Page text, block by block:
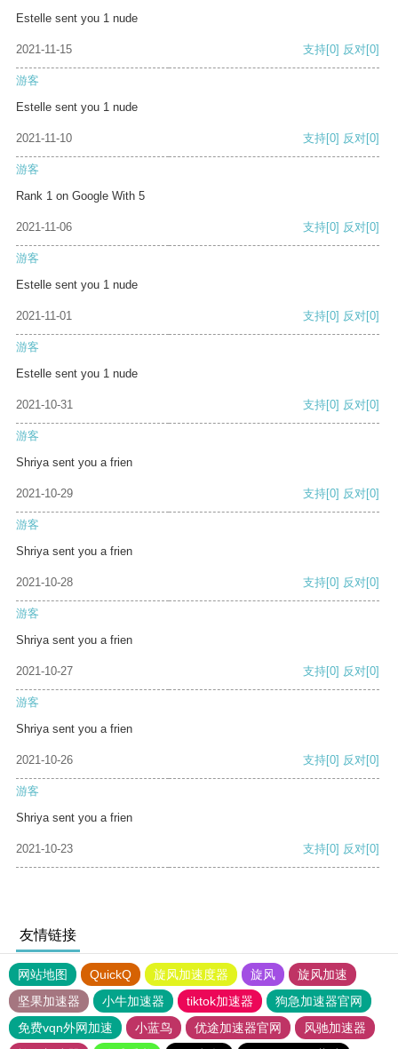
Estelle sent you 1 nude
2021-11-15 支持[0] 反对[0]
游客
Estelle sent you 1 nude
2021-11-10 支持[0] 反对[0]
游客
Rank 1 on Google With 5
2021-11-06 支持[0] 反对[0]
游客
Estelle sent you 1 nude
2021-11-01 支持[0] 反对[0]
游客
Estelle sent you 1 nude
2021-10-31 支持[0] 反对[0]
游客
Shriya sent you a frien
2021-10-29 支持[0] 反对[0]
游客
Shriya sent you a frien
2021-10-28 支持[0] 反对[0]
游客
Shriya sent you a frien
2021-10-27 支持[0] 反对[0]
游客
Shriya sent you a frien
2021-10-26 支持[0] 反对[0]
游客
Shriya sent you a frien
2021-10-23 支持[0] 反对[0]
友情链接
网站地图 QuickQ 旋风加速度器 旋风
旋风加速
坚果加速器
小牛加速器 tiktok加速器
狗急加速器官网
免费vqn外网加速
小蓝鸟 优途加速器官网
风驰加速器